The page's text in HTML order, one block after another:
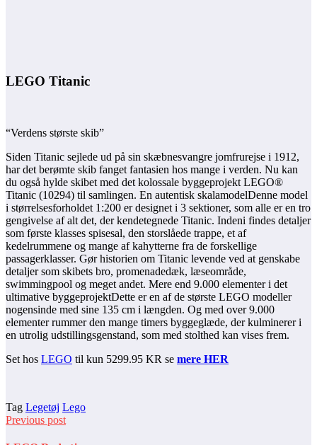
LEGO Titanic
“Verdens største skib”
Siden Titanic sejlede ud på sin skæbnesvangre jomfrurejse i 1912,
har det berømte skib fanget fantasien hos mange i verden. Nu kan
du også hylde skibet med det kolossale byggeprojekt LEGO®
Titanic (10294) til samlingen. En autentisk skalamodelDenne model
i størrelsesforholdet 1:200 er designet i 3 sektioner, som alle er en tro
gengivelse af alt det, der kendetegnede Titanic. Indeni findes detaljer
som første klasses spisesal, den storslåede trappe, et af
kedelrummene og mange af kahytterne fra de forskellige
passagerklasser. Gør historien om Titanic levende ved at genskabe
detaljer som skibets bro, promenadedæk, læseområde,
swimmingpool og meget andet. Mere end 9.000 elementer i det
ultimative byggeprojektDette er en af de største LEGO modeller
nogensinde med sine 135 cm i længden. Og med over 9.000
elementer rummer den mange timers byggeglæde, der kulminerer i
en utrolig udstillingsgenstand, som med stolthed kan vises frem.
Set hos LEGO til kun 5299.95 KR se mere HER
Tag Legetøj Lego
Previous post